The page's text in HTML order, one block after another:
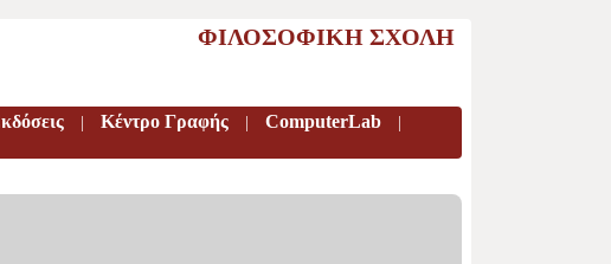
ΦΙΛΟΣΟΦΙΚΗ ΣΧΟΛΗ
Κέντρο Γραφής ComputerLab